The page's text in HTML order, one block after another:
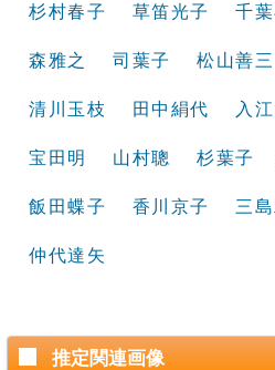
杉村春子 草笛光子 千
森雅之 司葉子 松山善三
清川玉枝 田中絹代 入
宝田明 山村聰 杉葉子
飯田蝶子 香川京子 三
仲代達矢
推定関連画像